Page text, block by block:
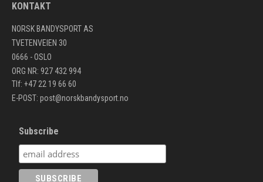
KONTAKT
NORSK BANDYSPORT AS
TVETENVEIEN 30
0666 - OSLO
ORG NR: 927 432 994
Tlf: +47 22 19 66 60
E-POST: post@norskbandysport.no
Subscribe